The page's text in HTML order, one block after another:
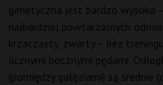
genetyczna jest bardzo wysoka
najbardziej powtarzalnych
krzaczasty, zwarty – bez
licznymi bocznymi pędami.
(pomiędzy gałęziami) są